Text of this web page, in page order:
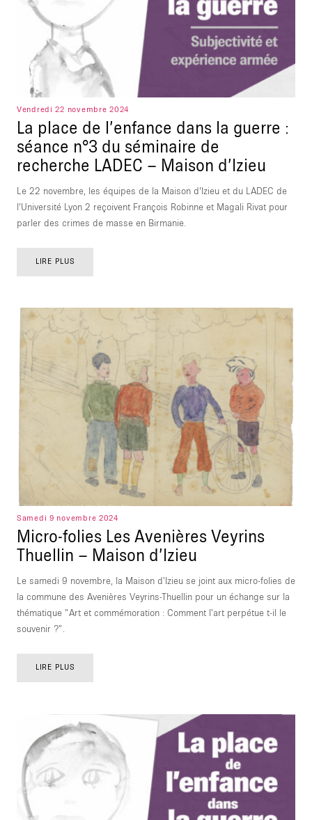
Vendredi 22 novembre 2024
La place de l’enfance dans la guerre :
séance n°3 du séminaire de
recherche LADEC – Maison d’Izieu
Le 22 novembre, les équipes de la Maison d’Izieu et du LADEC de
l’Université Lyon 2 reçoivent François Robinne et Magali Rivat pour
parler des crimes de masse en Birmanie.
LIRE PLUS
Samedi 9 novembre 2024
Micro-folies Les Avenières Veyrins
Thuellin – Maison d’Izieu
Le samedi 9 novembre, la Maison d'Izieu se joint aux micro-folies de
la commune des Avenières Veyrins-Thuellin pour un échange sur la
thématique "Art et commémoration : Comment l'art perpétue t-il le
souvenir ?".
LIRE PLUS